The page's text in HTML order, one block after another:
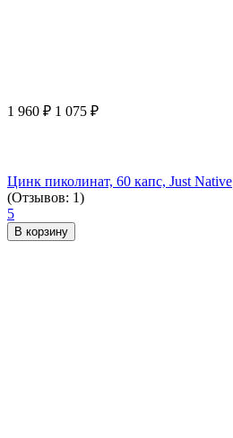
1 960 ₽ 1 075 ₽
Цинк пиколинат, 60 капс, Just Native
(Отзывов: 1)
5
В корзину